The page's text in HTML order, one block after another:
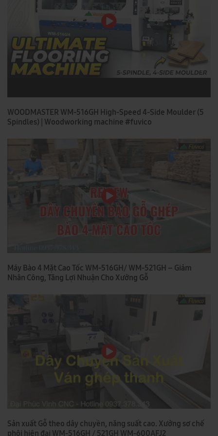
WOODMASTER WM-516GH High-Speed 4-Side Moulder (5
Spindles) | Woodworking machine #fuvico
Máy Bào 4 Mặt Cao Tốc WM-516GH/ WM-521GH – Giảm
Nhân Công, Tăng Lợi Nhuận Cho Xưởng Gỗ
Sản xuất Gỗ theo dây chuyền, năng suất cao. Xưởng sơ chế
phôi hiện đại WM-516GH / 521GH WM-600AFJ2